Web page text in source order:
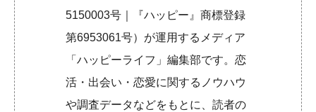
5150003号｜『ハッピー』商標登録
第6953061号）が運用するメディア
「ハッピーライフ」編集部です。恋
活・出会い・恋愛に関するノウハウ
や調査データなどをもとに、読者の